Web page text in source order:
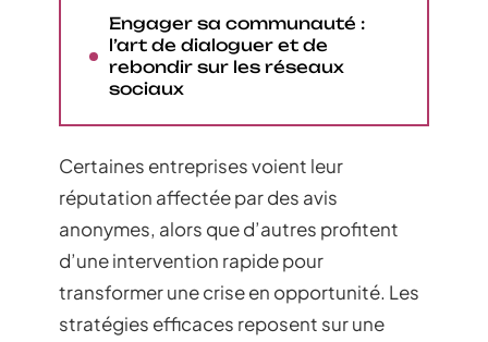
Engager sa communauté :
l’art de dialoguer et de
rebondir sur les réseaux
sociaux
Certaines entreprises voient leur
réputation affectée par des avis
anonymes, alors que d’autres profitent
d’une intervention rapide pour
transformer une crise en opportunité. Les
stratégies efficaces reposent sur une